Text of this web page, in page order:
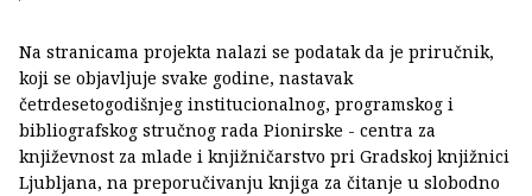
Na stranicama projekta nalazi se podatak da je priručnik,
koji se objavljuje svake godine, nastavak
četrdesetogodišnjeg institucionalnog, programskog i
bibliografskog stručnog rada Pionirske - centra za
književnost za mlade i knjižničarstvo pri Gradskoj knjižnici
Ljubljana, na preporučivanju knjiga za čitanje u slobodno